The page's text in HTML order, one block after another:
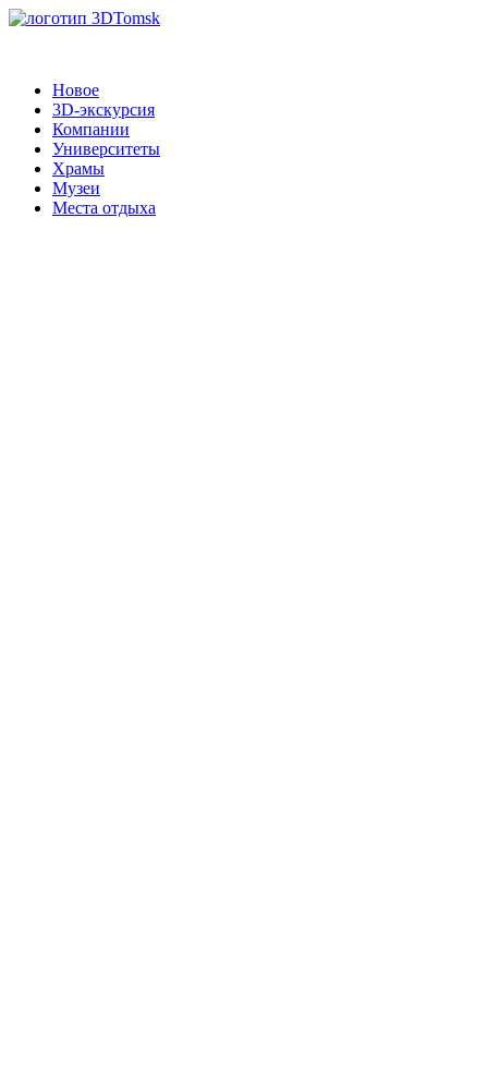
Новое
3D-экскурсия
Компании
Университеты
Храмы
Музеи
Места отдыха